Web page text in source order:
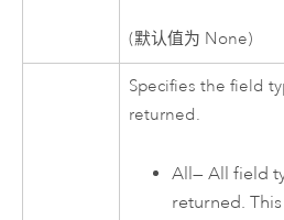
(默认值为 None)
Specifies the field
returned.
All— All field
returned.